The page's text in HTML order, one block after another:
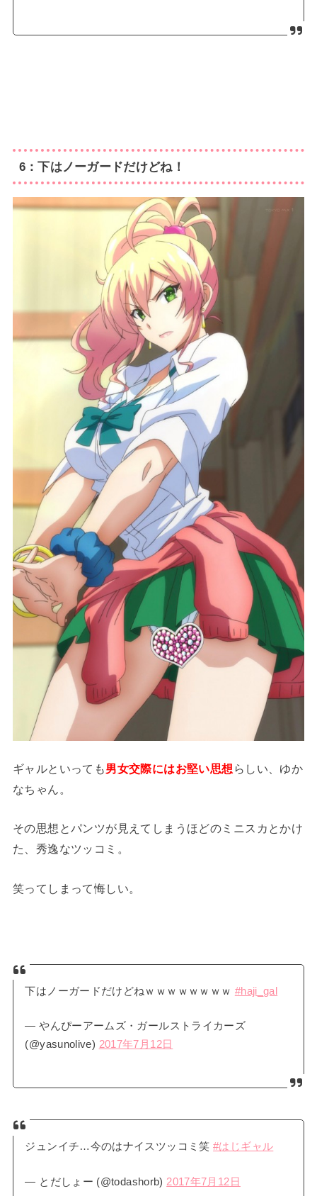
6：下はノーガードだけどね！
ギャルといっても男女交際にはお堅い思想 らしい、ゆか
なちゃん。
その思想とパンツが見えてしまうほどのミニスカとかけ
た、秀逸なツッコミ。
笑ってしまって悔しい。
下はノーガードだけどねｗｗｗｗｗｗｗｗ #haji_gal
— やんぴーアームズ・ガールストライカーズ
(@yasunolive) 2017年7月12日
ジュンイチ…今のはナイスツッコミ笑#はじギャル
— とだしょー (@todashorb) 2017年7月12日